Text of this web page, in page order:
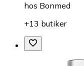
hos Bonmed
+13 butiker